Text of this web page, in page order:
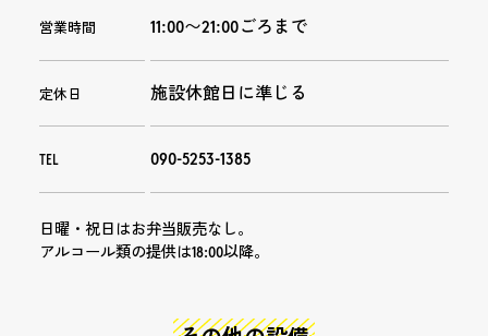
営業時間 11:00〜21:00ごろまで
定休日 施設休館日に準じる
TEL 090-5253-1385
日曜・祝日はお弁当販売なし。
アルコール類の提供は18:00以降。